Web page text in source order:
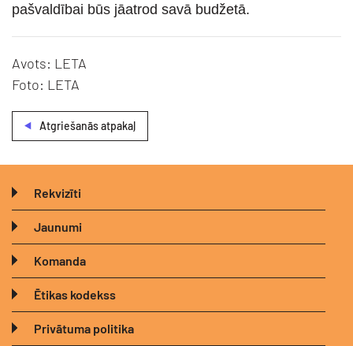
pašvaldībai būs jāatrod savā budžetā.
Avots: LETA
Foto: LETA
Atgriešanās atpakaļ
Rekvizīti
Jaunumi
Komanda
Ētikas kodekss
Privātuma politika